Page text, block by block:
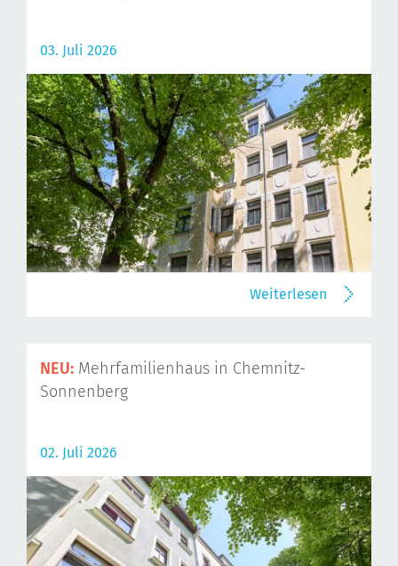
03. Juli 2026
Weiterlesen
NEU: Mehrfamilienhaus in Chemnitz-
Sonnenberg
02. Juli 2026